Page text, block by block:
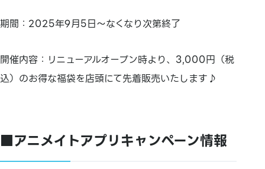
期間：2025年9月5日～なくなり次第終了
開催内容：リニューアルオープン時より、3,000円（税
込）のお得な福袋を店頭にて先着販売いたします♪
■アニメイトアプリキャンペーン情報